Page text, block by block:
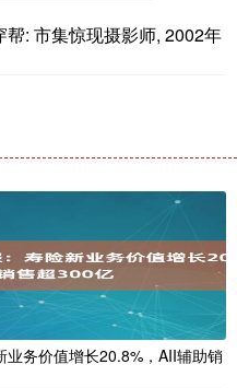
: 市集惊现摄影师, 2002年
务价值增长20.8%，AII辅助销